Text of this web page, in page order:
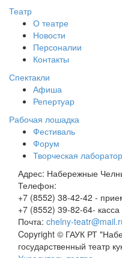
Театр
О театре
Новости
Персоналии
Контакты
Спектакли
Афиша
Репертуар
Рабочая лошадка
Фестиваль
Форум
Творческая
Адрес: Набережные
Телефон:
+7 (8552) 38-42-42 -
+7 (8552) 39-82-64- касса
Почта: chelny-
Copyright © ГАУК РТ
государственный театр